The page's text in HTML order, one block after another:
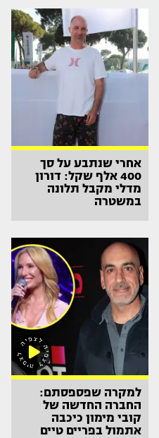
אחרי שנתבע על סך
400 אלף שקל: דורון
מדלי מקבל תלונה
במשטרה
למקרה שפספסתם:
החברה החדשה של
קובי מימון כיכבה
אתמול בפריים טיים